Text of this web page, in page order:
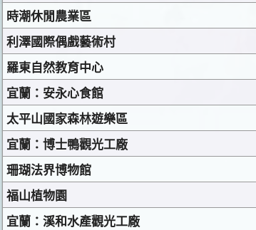
時潮休閒農業區
利澤國際偶戲藝術村
羅東自然教育中心
宜蘭：安永心食館
太平山國家森林遊樂區
宜蘭：博士鴨觀光工廠
珊瑚法界博物館
福山植物園
宜蘭：溪和水產觀光工廠